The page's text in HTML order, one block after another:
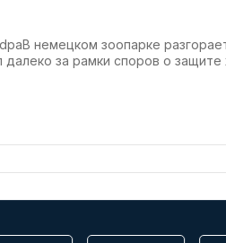
немецком зоопарке
за рамки споров о защите